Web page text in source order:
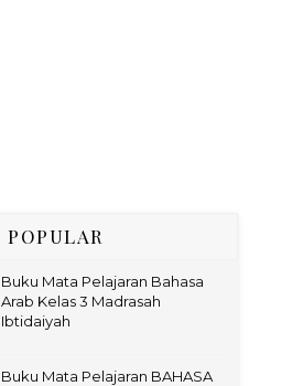
POPULAR
Buku Mata Pelajaran Bahasa
Arab Kelas 3 Madrasah
Ibtidaiyah
Buku Mata Pelajaran BAHASA